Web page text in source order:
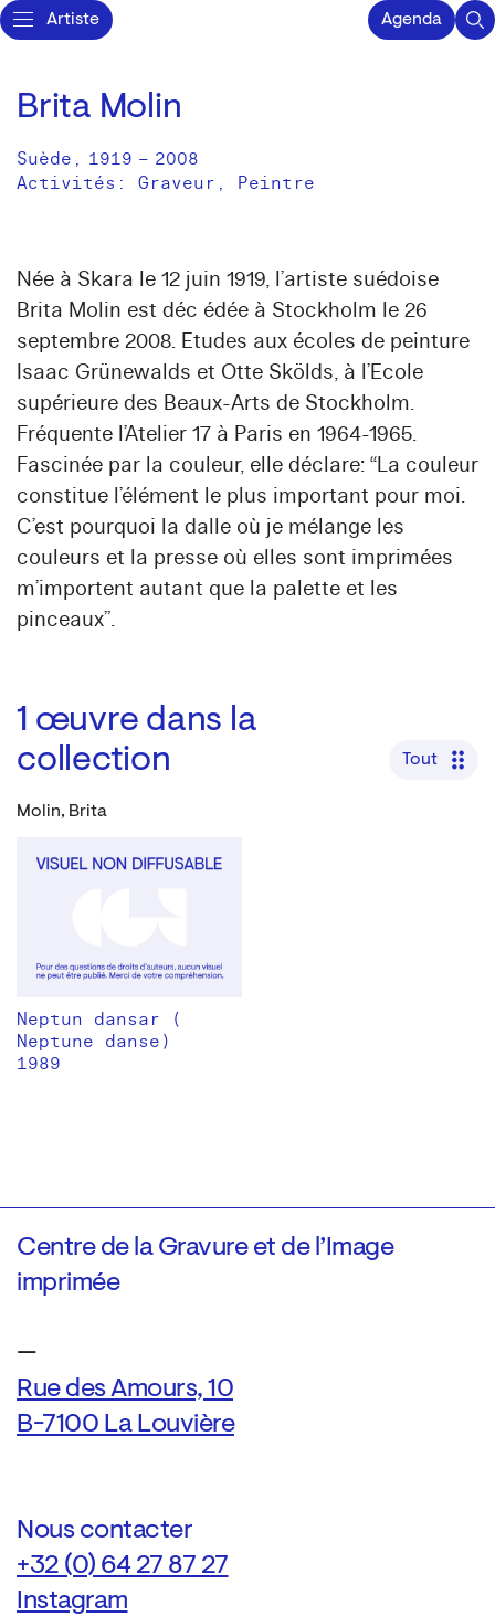
Artiste Agenda
Brita Molin
Suède , 1919 – 2008
Activités: Graveur Peintre
Née à Skara le 12 juin 1919, l’artiste suédoise
Brita Molin est déc édée à Stockholm le 26
septembre 2008. Etudes aux écoles de peinture
Isaac Grünewalds et Otte Skölds, à l’Ecole
supérieure des Beaux-Arts de Stockholm.
Fréquente l’Atelier 17 à Paris en 1964-1965.
Fascinée par la couleur, elle déclare: “La couleur
constitue l’élément le plus important pour moi.
C’est pourquoi la dalle où je mélange les
couleurs et la presse où elles sont imprimées
m’importent autant que la palette et les
pinceaux”.
1 œuvre dans la
collection
Tout
Molin, Brita
Neptun dansar (
Neptune danse)
1989
Centre de la Gravure et de l’Image
imprimée
—
Rue des Amours, 10
B-7100 La Louvière
Nous contacter
+32 (0) 64 27 87 27
Instagram